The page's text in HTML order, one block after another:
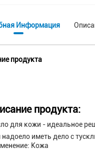
Информация
продукта
продукта:
для кожи - идеальное
иметь дело с
Кожа